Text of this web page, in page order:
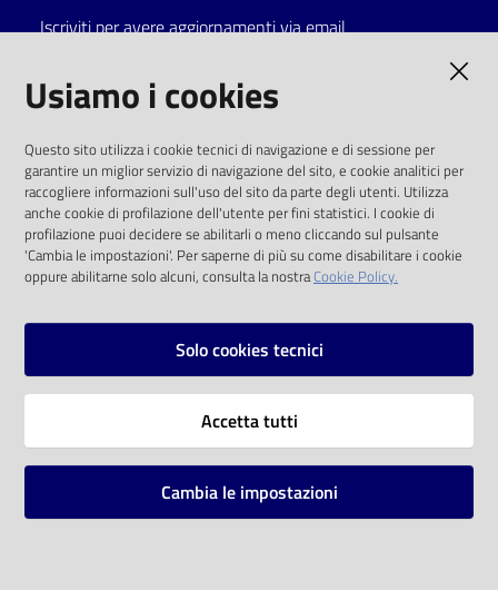
Iscriviti per avere aggiornamenti via email
solo alle condizioni previste dalla direttiva
comunitaria 2003/98/CE e dal d.lgs. 36/2006
SOCIAL
Instagram
Vai alla pagina
Mappa del sito
Usiamo i cookies
Questo sito utilizza i cookie tecnici di navigazione e di sessione per
garantire un miglior servizio di navigazione del sito, e cookie analitici per
raccogliere informazioni sull'uso del sito da parte degli utenti. Utilizza
anche cookie di profilazione dell'utente per fini statistici. I cookie di
profilazione puoi decidere se abilitarli o meno cliccando sul pulsante
'Cambia le impostazioni'. Per saperne di più su come disabilitare i cookie
oppure abilitarne solo alcuni, consulta la nostraCookie Policy.
Solo cookies tecnici
Accetta tutti
Cambia le impostazioni